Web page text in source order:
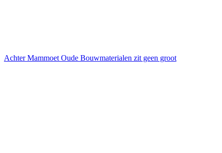
Achter Mammoet Oude Bouwmaterialen zit geen groot